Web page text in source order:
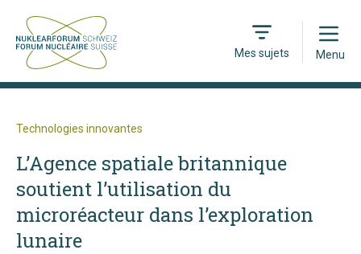
Mes sujets
Open
Menu
Technologies innovantes
L’Agence spatiale britannique
soutient l’utilisation du
microréacteur dans l’exploration
lunaire